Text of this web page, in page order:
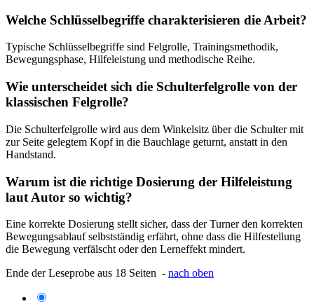
Welche Schlüsselbegriffe charakterisieren die Arbeit?
Typische Schlüsselbegriffe sind Felgrolle, Trainingsmethodik,
Bewegungsphase, Hilfeleistung und methodische Reihe.
Wie unterscheidet sich die Schulterfelgrolle von der
klassischen Felgrolle?
Die Schulterfelgrolle wird aus dem Winkelsitz über die Schulter mit
zur Seite gelegtem Kopf in die Bauchlage geturnt, anstatt in den
Handstand.
Warum ist die richtige Dosierung der Hilfeleistung
laut Autor so wichtig?
Eine korrekte Dosierung stellt sicher, dass der Turner den korrekten
Bewegungsablauf selbstständig erfährt, ohne dass die Hilfestellung
die Bewegung verfälscht oder den Lerneffekt mindert.
Ende der Leseprobe aus 18 Seiten - nach oben